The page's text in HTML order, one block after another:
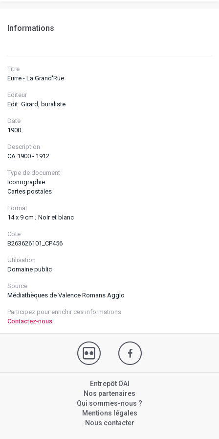
Informations
Titre
Eurre - La Grand'Rue
Editeur
Edit. Girard, buraliste
Date
1900
Description
CA 1900 - 1912
Type de document
Iconographie
Cartes postales
Format
14 x 9 cm ; Noir et blanc
Cote
B263626101_CP456
Utilisation
Domaine public
Source
Médiathèques de Valence Romans Agglo
Participez pour enrichir ces informations
Contactez-nous
Entrepôt OAI
Nos partenaires
Qui sommes-nous ?
Mentions légales
Nous contacter